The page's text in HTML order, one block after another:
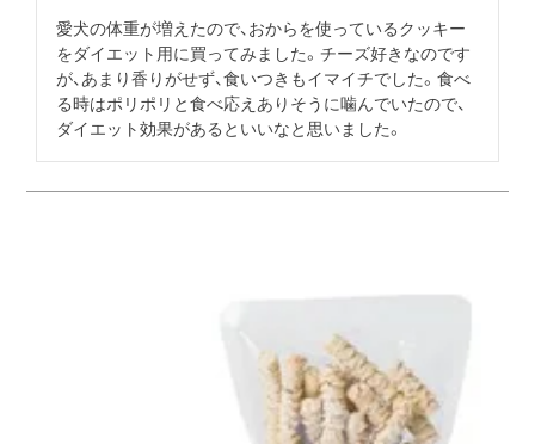
愛犬の体重が増えたので、おからを使っているクッキー
をダイエット用に買ってみました。チーズ好きなのです
が、あまり香りがせず、食いつきもイマイチでした。食べ
る時はポリポリと食べ応えありそうに噛んでいたので、
ダイエット効果があるといいなと思いました。